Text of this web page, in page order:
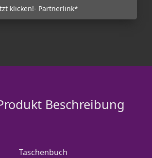
klicken!- Partnerlink*
Beschreibung
Taschenbuch